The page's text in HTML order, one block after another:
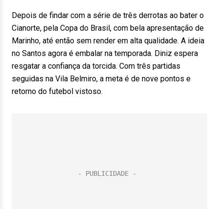
Depois de findar com a série de três derrotas ao bater o
Cianorte, pela Copa do Brasil, com bela apresentação de
Marinho, até então sem render em alta qualidade. A ideia
no Santos agora é embalar na temporada. Diniz espera
resgatar a confiança da torcida. Com três partidas
seguidas na Vila Belmiro, a meta é de nove pontos e
retorno do futebol vistoso.